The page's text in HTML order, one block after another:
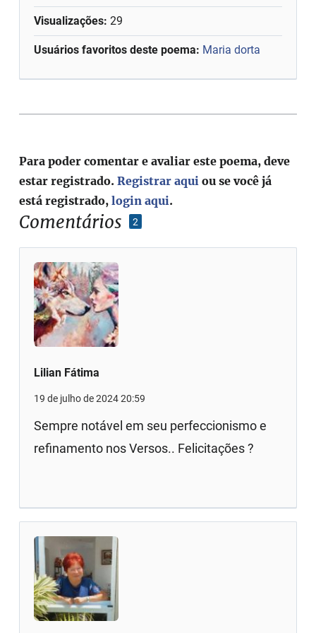
Visualizações: 29
Usuários favoritos deste poema: Maria dorta
Comentários 2
Lilian Fátima
19 de julho de 2024 20:59
Sempre notável em seu perfeccionismo e
refinamento nos Versos.. Felicitações ?
Para poder comentar e avaliar este poema, deve
estar registrado.Registrar aqui ou se você já
está registrado,login aqui.